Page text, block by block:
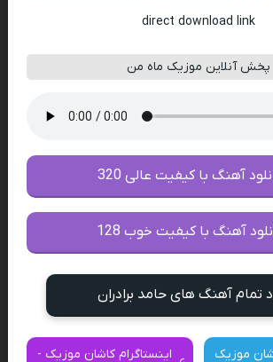
direct download link
پخش آنلاین موزیک ماه من
آهنگ با کیفیت عالی 320
آهنگ با کیفیت خوب 128
تمام آهنگ های حامد برادران
موزیک اینستاگرام کاشان موزیک -